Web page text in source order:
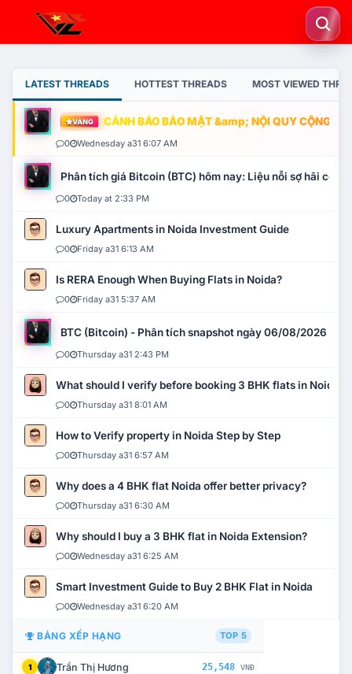
LATEST THREADS HOTTEST THREADS MOST VIEWED
VÀNG CẢNH BÁO BẢO MẬT &amp; NỘI QUY CỘNG
0 Wednesday a31 6:07 AM
Phân tích giá Bitcoin (BTC) hôm nay: Liệu nỗi sợ hãi có
0 Today at 2:33 PM
Luxury Apartments in Noida Investment Guide
0 Friday a31 6:13 AM
Is RERA Enough When Buying Flats in Noida?
0 Friday a31 5:37 AM
BTC (Bitcoin) - Phân tích snapshot ngày 06/08/2026
0 Thursday a31 2:43 PM
What should I verify before booking 3 BHK flats in Noida?
0 Thursday a31 8:01 AM
How to Verify property in Noida Step by Step
0 Thursday a31 6:57 AM
Why does a 4 BHK flat Noida offer better privacy?
0 Thursday a31 6:30 AM
Why should I buy a 3 BHK flat in Noida Extension?
0 Wednesday a31 6:25 AM
Smart Investment Guide to Buy 2 BHK Flat in Noida
0 Wednesday a31 6:20 AM
BẢNG XẾP HẠNG TOP 5
1 Trần Thị Hương 25,548 VNĐ